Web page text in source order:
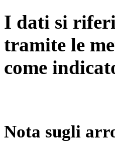
I dati si
tramite le
come
Nota sugli